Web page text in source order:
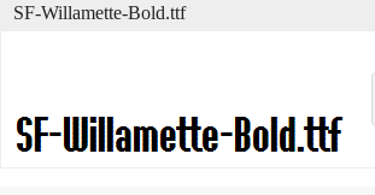
SF-Willamette-Bold.ttf